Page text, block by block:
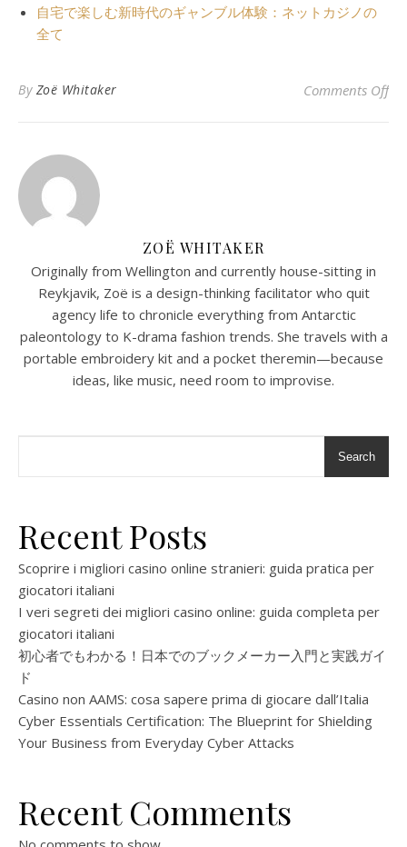
自宅で楽しむ新時代のギャンブル体験：ネットカジノの
全て
By Zoë Whitaker Comments Offon
ZOË WHITAKER
Originally from Wellington and currently house-sitting in
Reykjavik, Zoë is a design-thinking facilitator who quit
agency life to chronicle everything from Antarctic
paleontology to K-drama fashion trends. She travels with a
portable embroidery kit and a pocket theremin—because
ideas, like music, need room to improvise.
Search
Recent Posts
Scoprire i migliori casino online stranieri: guida pratica per
giocatori italiani
I veri segreti dei migliori casino online: guida completa per
giocatori italiani
初心者でもわかる！日本でのブックメーカー入門と実践ガイ
ド
Casino non AAMS: cosa sapere prima di giocare dall’Italia
Cyber Essentials Certification: The Blueprint for Shielding
Your Business from Everyday Cyber Attacks
Recent Comments